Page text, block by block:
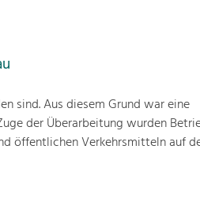
sind. Aus diesem Grund war eine
der Überarbeitung wurden
öffentlichen Verkehrsmitteln auf